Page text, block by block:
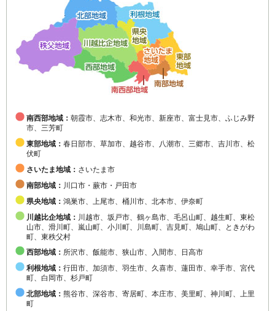
南西部地域： 朝霞市、志木市、和光市、新座市、富士見市、ふじみ野
市、三芳町
東部地域： 春日部市、草加市、越谷市、八潮市、三郷市、吉川市、松
伏町
さいたま地域： さいたま市
南部地域： 川口市・蕨市・戸田市
県央地域： 鴻巣市、上尾市、桶川市、北本市、伊奈町
川越比企地域： 川越市、坂戸市、鶴ヶ島市、毛呂山町、越生町、東松
山市、滑川町、嵐山町、小川町、川島町、吉見町、鳩山町、ときがわ
町、東秩父村
西部地域： 所沢市、飯能市、狭山市、入間市、日高市
利根地域： 行田市、加須市、羽生市、久喜市、蓮田市、幸手市、宮代
町、白岡市、杉戸町
北部地域： 熊谷市、深谷市、寄居町、本庄市、美里町、神川町、上里
町